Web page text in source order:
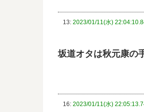
13: 2023/01/11(水)
坂道オタは秋元康の
16: 2023/01/11(水)